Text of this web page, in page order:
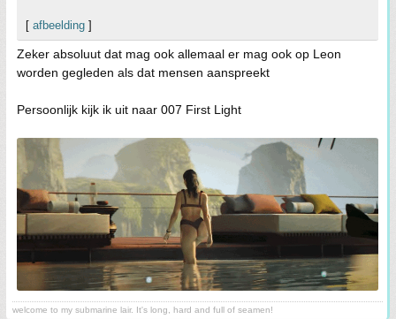
[ afbeelding ]
Zeker absoluut dat mag ook allemaal er mag ook op Leon
worden gegleden als dat mensen aanspreekt
Persoonlijk kijk ik uit naar 007 First Light
welcome to my submarine lair. It's long, hard and full of seamen!